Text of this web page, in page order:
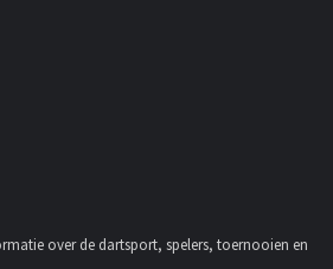
over de dartsport, spelers, toernooien en